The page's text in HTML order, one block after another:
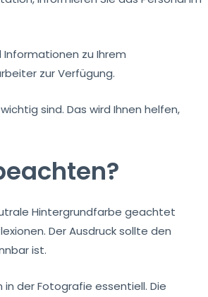
zu Ihrem
zur Verfügung.
wichtig sind. Das wird Ihnen helfen,
Hintergrundfarbe geachtet
Der Ausdruck sollte den
ist.
der Fotografie essentiell. Die